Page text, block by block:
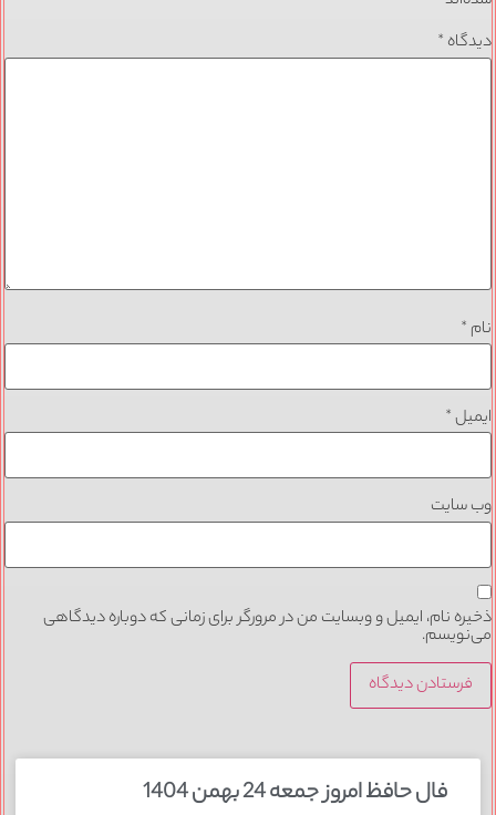
دیدگاه *
نام *
ایمیل*
وب‌ سایت
ذخیره نام، ایمیل و وبسایت من در مرورگر برای زمانی که دوباره دیدگاهی
می‌نویسم.
فال حافظ امروز جمعه 24 بهمن 1404